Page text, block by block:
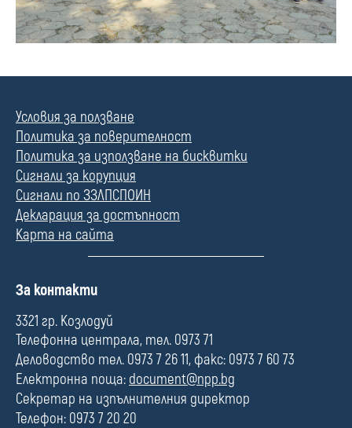
Условия за ползване
Политика за поверителност
Политика за използване на бисквитки
Сигнали за корупция
Сигнали по ЗЗЛПСПОИН
Декларация за достъпност
Карта на сайта
П
л
е
За контакти
3321 гр. Козлодуй
Телефонна централа, тел. 0973 71
Деловодство тел. 0973 7 26 11, факс: 0973 7 60 73
Електронна поща: document@npp.bg
Секретар на изпълнителния директор
Телефон: 0973 7 20 20